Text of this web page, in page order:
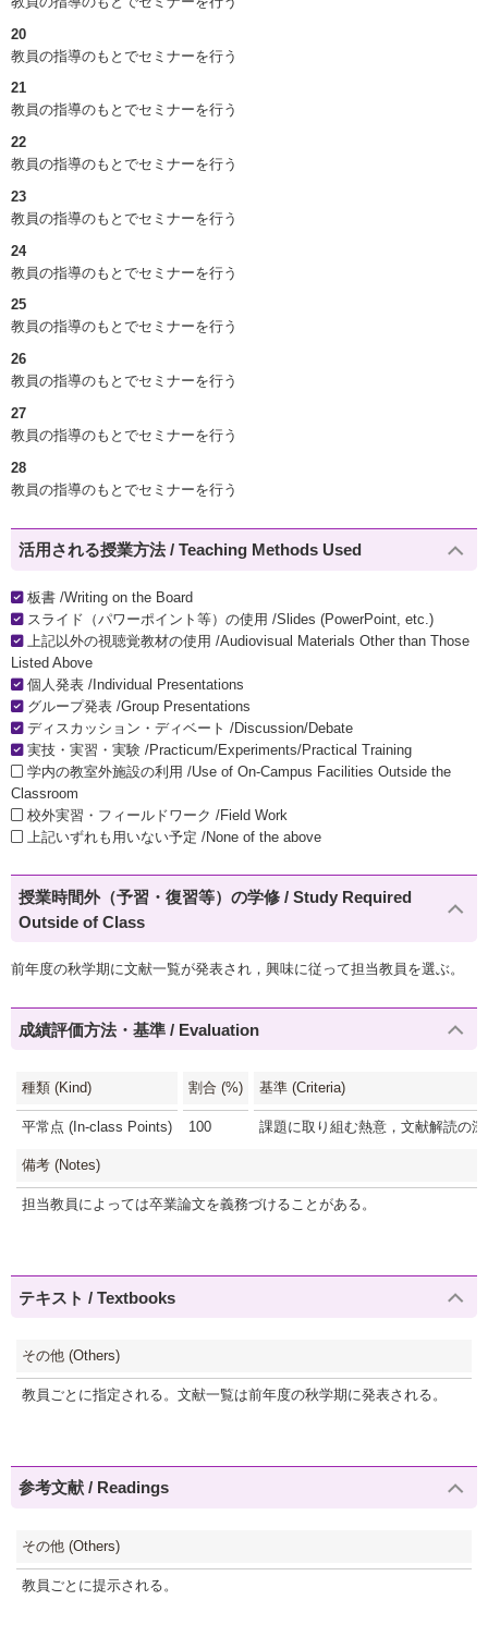
20
教員の指導のもとでセミナーを行う
21
教員の指導のもとでセミナーを行う
22
教員の指導のもとでセミナーを行う
23
教員の指導のもとでセミナーを行う
24
教員の指導のもとでセミナーを行う
25
教員の指導のもとでセミナーを行う
26
教員の指導のもとでセミナーを行う
27
教員の指導のもとでセミナーを行う
28
教員の指導のもとでセミナーを行う
活用される授業方法 / Teaching Methods Used
板書 /Writing on the Board
スライド（パワーポイント等）の使用 /Slides (PowerPoint, etc.)
上記以外の視聴覚教材の使用 /Audiovisual Materials Other than Those
Listed Above
個人発表 /Individual Presentations
グループ発表 /Group Presentations
ディスカッション・ディベート /Discussion/Debate
実技・実習・実験 /Practicum/Experiments/Practical Training
学内の教室外施設の利用 /Use of On-Campus Facilities Outside the
Classroom
校外実習・フィールドワーク /Field Work
上記いずれも用いない予定 /None of the above
授業時間外（予習・復習等）の学修 / Study Required
Outside of Class
前年度の秋学期に文献一覧が発表され，興味に従って担当教員を選ぶ。
成績評価方法・基準 / Evaluation
種類 (Kind) 割合 (%) 基準 (Criteria)
平常点 (In-class Points) 100 課題に取り組む熱意，文献解読の
備考 (Notes)
担当教員によっては卒業論文を義務づけることがある。
テキスト / Textbooks
その他 (Others)
教員ごとに指定される。文献一覧は前年度の秋学期に発表される。
参考文献 / Readings
その他 (Others)
教員ごとに提示される。